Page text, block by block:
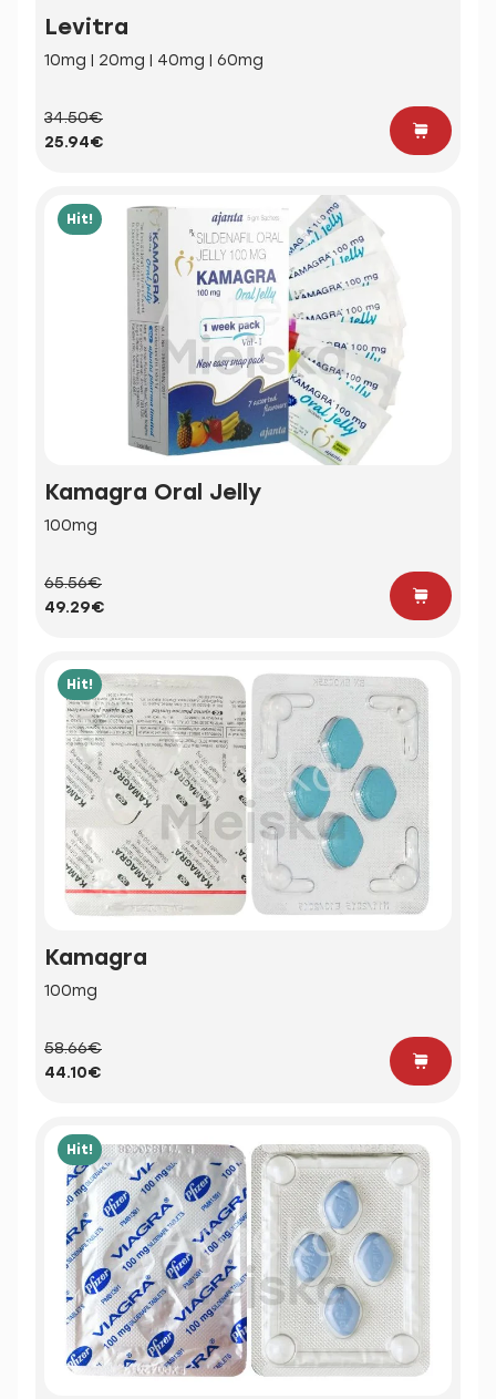
Levitra
10mg | 20mg | 40mg | 60mg
34.50€
25.94€
Hit!
Kamagra Oral Jelly
100mg
65.56€
49.29€
Hit!
Kamagra
100mg
58.66€
44.10€
Hit!